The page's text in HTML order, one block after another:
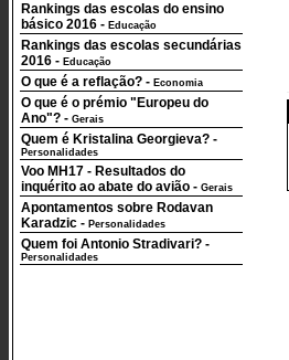
Rankings das escolas do ensino
básico 2016 - Educação
Rankings das escolas secundárias
2016 - Educação
O que é a reflação? - Economia
O que é o prémio "Europeu do
Ano"? - Gerais
Quem é Kristalina Georgieva? -
Personalidades
Voo MH17 - Resultados do
inquérito ao abate do avião - Gerais
Apontamentos sobre Rodavan
Karadzic - Personalidades
Quem foi Antonio Stradivari? -
Personalidades